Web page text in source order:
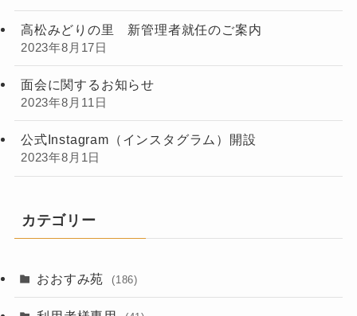
高松みどりの里 新管理者就任のご案内
2023年8月17日
面会に関するお知らせ
2023年8月11日
公式Instagram（インスタグラム）開設
2023年8月1日
カテゴリー
おおすみ苑 (186)